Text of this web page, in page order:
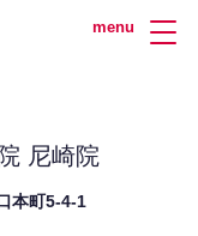
menu
尼崎院
本町5-4-1